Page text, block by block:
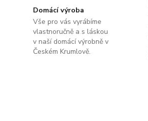
Domácí výroba
Vše pro vás vyrábíme
vlastnoručně a s láskou
v naší domácí výrobně v
Českém Krumlově.